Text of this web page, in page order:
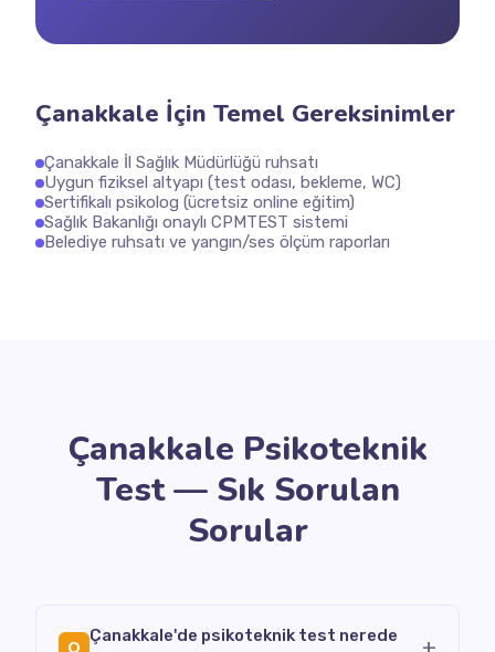
Çanakkale İçin Temel Gereksinimler
Çanakkale İl Sağlık Müdürlüğü ruhsatı
Uygun fiziksel altyapı (test odası, bekleme, WC)
Sertifikalı psikolog (ücretsiz online eğitim)
Sağlık Bakanlığı onaylı CPMTEST sistemi
Belediye ruhsatı ve yangın/ses ölçüm raporları
Çanakkale Psikoteknik
Test — Sık Sorulan
Sorular
Q
Çanakkale'de psikoteknik test nerede